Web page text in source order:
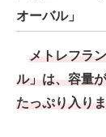
オーバル」
メトレフラ
ル」は、容量
たっぷり入り